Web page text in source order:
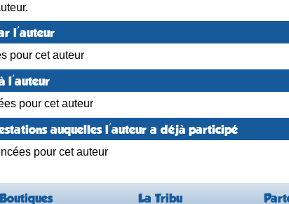
l'auteur
pour cet auteur
l'auteur
pour cet auteur
auquelles l'auteur a déjà participé
pour cet auteur
Boutiques La Tribu